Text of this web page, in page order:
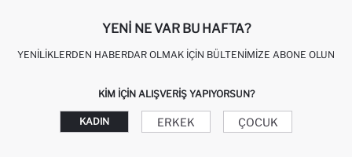
YENI NE VAR BU HAFTA?
YENILIKLERDEN HABERDAR OLMAK İÇIN BÜLTENIMIZE ABONE OLUN
KIM IÇIN ALIŞVERIŞ YAPIYORSUN?
KADIN ERKEK ÇOCUK